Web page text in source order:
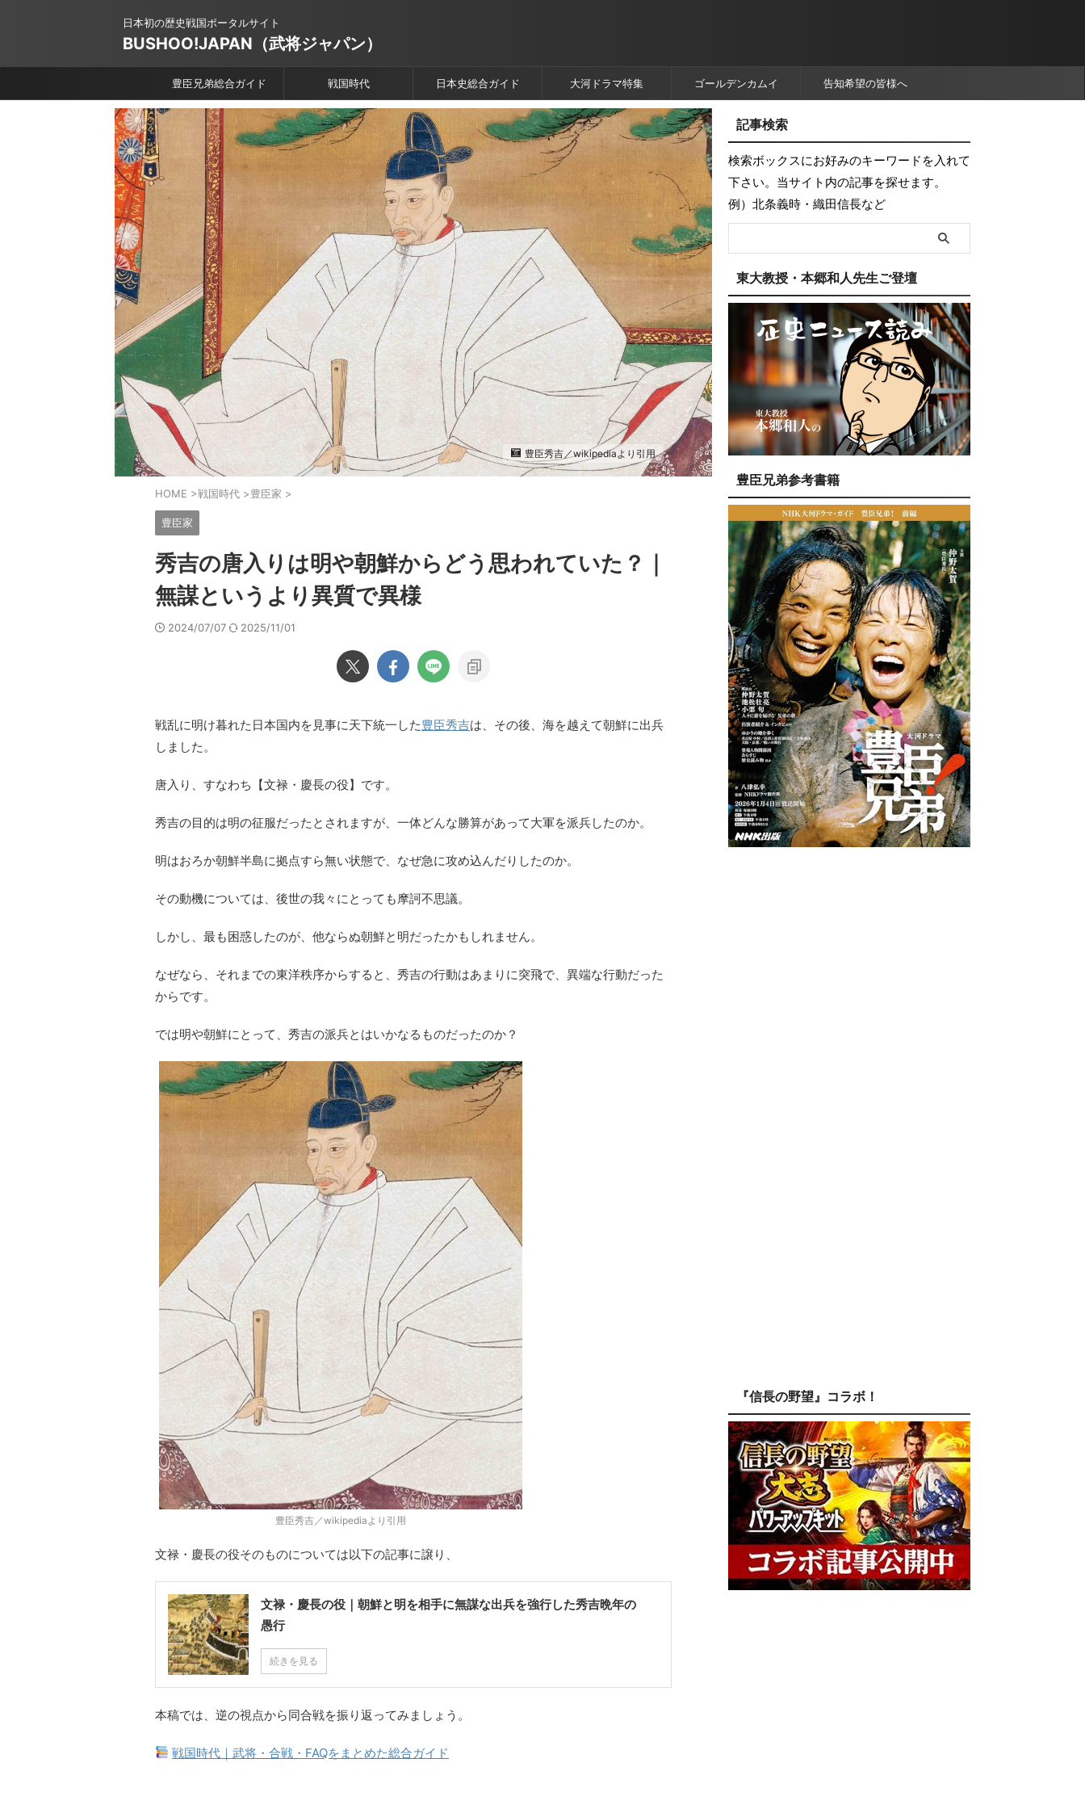
日本初の歴史戦国ポータルサイト
BUSHOO!JAPAN（武将ジャパン）
豊臣兄弟総合ガイド 戦国時代 日本史総合ガイド 大河ドラマ特集 ゴールデンカムイ 告知希望の皆様へ
豊臣秀吉／wikipediaより引用
HOME >戦国時代 >豊臣家 >
豊臣家
秀吉の唐入りは明や朝鮮からどう思われていた？｜
無謀というより異質で異様
2024/07/07 2025/11/01
戦乱に明け暮れた日本国内を見事に天下統一した豊臣秀吉は、その後、海を越えて朝鮮に出兵
しました。
唐入り、すなわち【文禄・慶長の役】です。
秀吉の目的は明の征服だったとされますが、一体どんな勝算があって大軍を派兵したのか。
明はおろか朝鮮半島に拠点すら無い状態で、なぜ急に攻め込んだりしたのか。
その動機については、後世の我々にとっても摩訶不思議。
しかし、最も困惑したのが、他ならぬ朝鮮と明だったかもしれません。
なぜなら、それまでの東洋秩序からすると、秀吉の行動はあまりに突飛で、異端な行動だった
からです。
では明や朝鮮にとって、秀吉の派兵とはいかなるものだったのか？
豊臣秀吉／wikipediaより引用
文禄・慶長の役そのものについては以下の記事に譲り、
文禄・慶長の役｜朝鮮と明を相手に無謀な出兵を強行した秀吉晩年の
愚行
続きを見る
本稿では、逆の視点から同合戦を振り返ってみましょう。
戦国時代｜武将・合戦・FAQをまとめた総合ガイド
記事検索
検索ボックスにお好みのキーワードを入れて
下さい。当サイト内の記事を探せます。
例）北条義時・織田信長など
東大教授・本郷和人先生ご登壇
豊臣兄弟参考書籍
『信長の野望』コラボ！